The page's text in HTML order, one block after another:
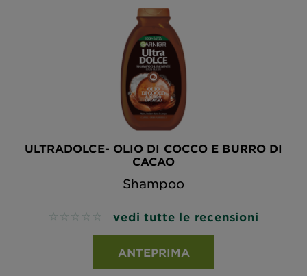
ULTRADOLCE- OLIO DI COCCO E BURRO DI
CACAO
Shampoo
No reviews vedi tutte le recensioni
ANTEPRIMA